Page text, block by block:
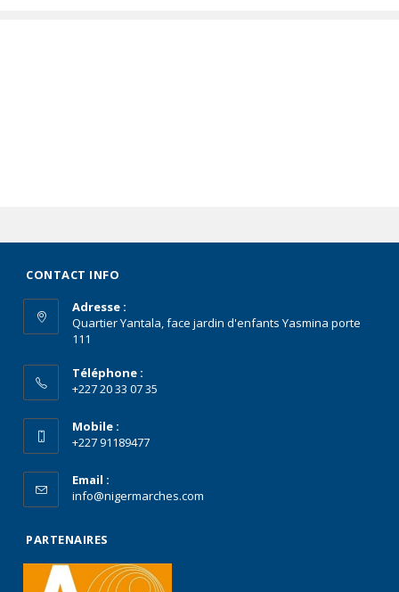
CONTACT INFO
Adresse :
Quartier Yantala, face jardin d'enfants Yasmina porte
111
Téléphone :
+227 20 33 07 35
Mobile :
+227 91189477
Email :
info@nigermarches.com
PARTENAIRES